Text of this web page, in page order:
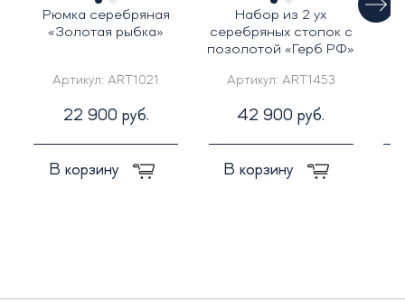
Рюмка серебряная
«Золотая рыбка»
Артикул: ART1021
22 900 руб.
В корзину
Набор из 2 ух
серебряных стопок с
позолотой «Герб РФ»
Артикул: ART1453
42 900 руб.
В корзину